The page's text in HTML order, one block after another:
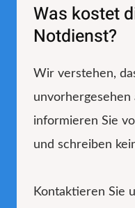
Was kostet
Notdienst?
Wir verstehen,
informieren Sie
und schreiben
Kontaktieren Sie